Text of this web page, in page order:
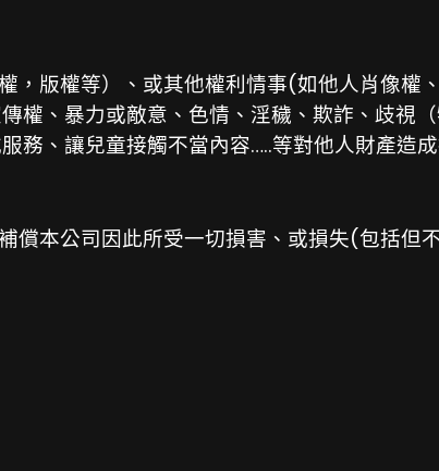
，版權等）、或其他權利情事(如他人肖像權
權、暴力或敵意、色情、淫穢、欺詐、歧視
務、讓兒童接觸不當內容…..等對他人財產造
償本公司因此所受一切損害、或損失(包括但